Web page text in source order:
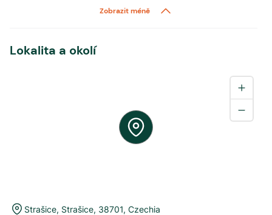
Zobrazit méně
Lokalita a okolí
Strašice, Strašice, 38701, Czechia